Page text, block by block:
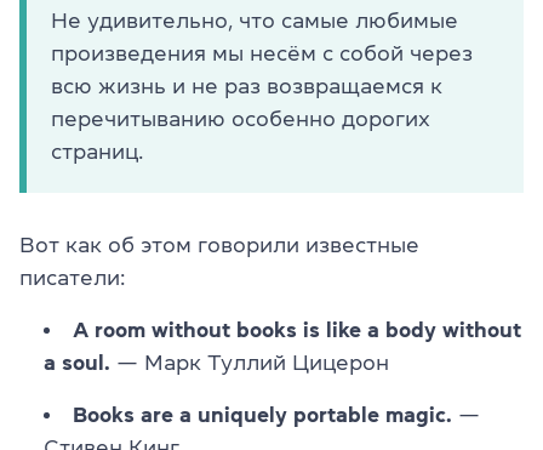
Не удивительно, что самые любимые
произведения мы несём с собой через
всю жизнь и не раз возвращаемся к
перечитыванию особенно дорогих
страниц.
Вот как об этом говорили известные
писатели:
A room without books is like a body without
a soul. — Марк Туллий Цицерон
Books are a uniquely portable magic. —